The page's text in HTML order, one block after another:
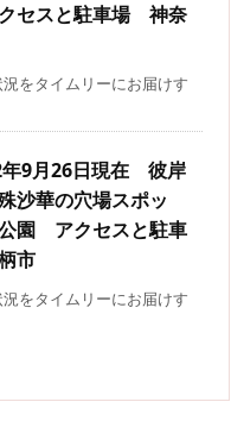
セスと駐車場 神奈
をタイムリーにお届けす
年9月26日現在 彼岸
沙華の穴場スポッ
園 アクセスと駐車
市
をタイムリーにお届けす